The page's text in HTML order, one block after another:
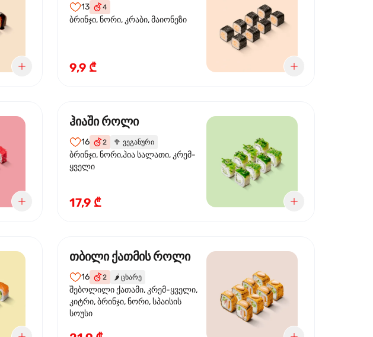
13 4
ბრინჯი, ნორი, კრაბი, მაიონეზი
9,9 ₾
ჰიაში როლი
16 2 🥦 ვეგანური
ბრინჯი, ნორი,ჰია სალათი, კრემ-
ყველი
17,9 ₾
თბილი ქათმის როლი
16 2 🌶️ ცხარე
შებოლილი ქათამი, კრემ-ყველი,
კიტრი, ბრინჯი, ნორი, სპაისის
სოუსი